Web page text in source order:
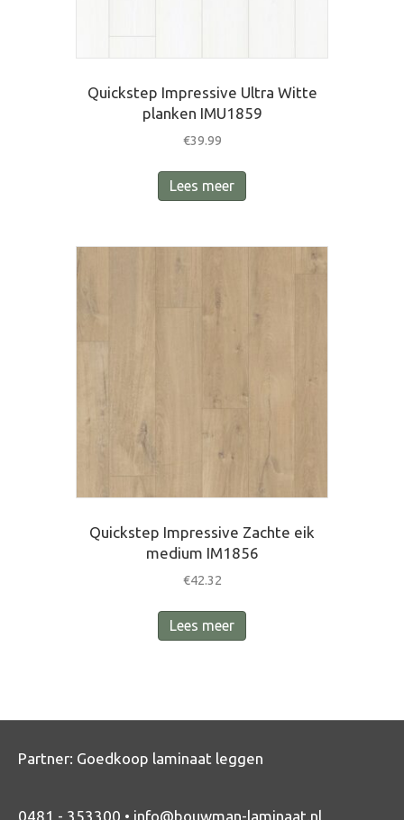
Quickstep Impressive Ultra Witte
planken IMU1859
€39.99
Lees meer
Quickstep Impressive Zachte eik
medium IM1856
€42.32
Lees meer
Partner: Goedkoop laminaat leggen
0481 - 353300 • info@bouwman-laminaat.nl